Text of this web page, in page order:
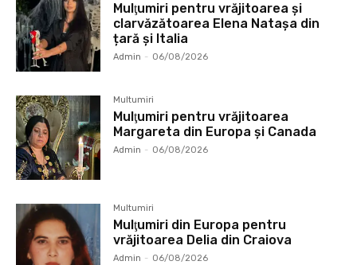
Mulţumiri pentru vrăjitoarea și
clarvăzătoarea Elena Natașa din
țară și Italia
Admin - 06/08/2026
Multumiri
Mulţumiri pentru vrăjitoarea
Margareta din Europa și Canada
Admin - 06/08/2026
Multumiri
Mulţumiri din Europa pentru
vrăjitoarea Delia din Craiova
Admin - 06/08/2026